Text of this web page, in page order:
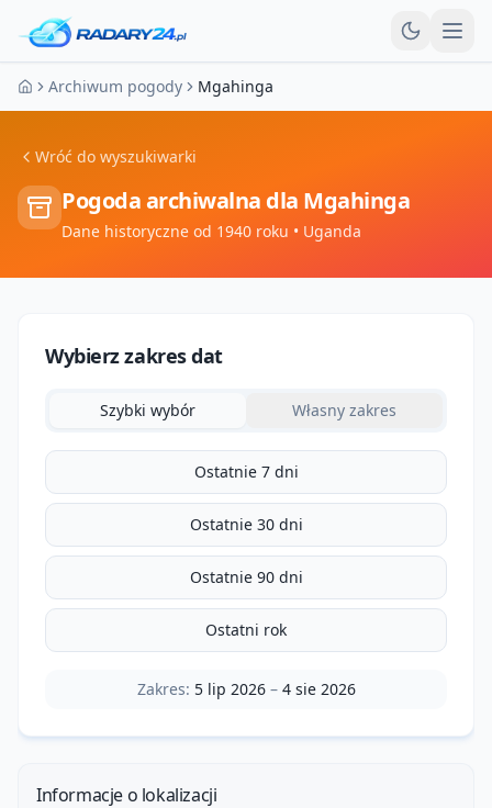
Strona główna
Archiwum pogody Mgahinga
Wróć do wyszukiwarki
Pogoda archiwalna dla Mgahinga
Dane historyczne od 1940 roku • Uganda
Wybierz zakres dat
Szybki wybór Własny zakres
Ostatnie 7 dni
Ostatnie 30 dni
Ostatnie 90 dni
Ostatni rok
Zakres: 5 lip 2026– 4 sie 2026
Informacje o lokalizacji